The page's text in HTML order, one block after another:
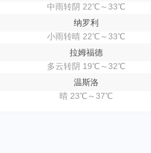
中雨转阴 22℃～33℃
纳罗利
小雨转晴 22℃～33℃
拉姆福德
多云转阴 19℃～32℃
温斯洛
晴 23℃～37℃